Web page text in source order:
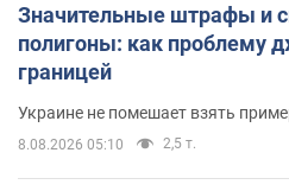
Значительные штрафы и
полигоны: как проблему
границей
Украине не помешает взять
8.08.2026 05:10 2,5 т.